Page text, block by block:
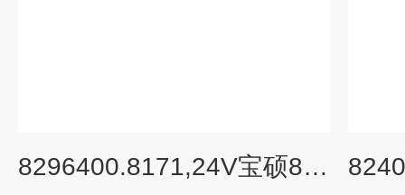
8296400.8171,24V宝硕84500系列电磁阀资料,德国BUSCJOST